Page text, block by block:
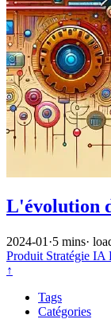
L'évolution
2024-01 ·5 mins·
Produit Stratégie IA
↑
Tags
Catégories